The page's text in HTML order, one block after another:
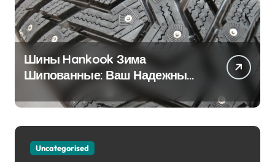
Шины Hankook Зима
Шипованные: Ваш Надежный
Партнёр на Снежных Дорогах
Uncategorised